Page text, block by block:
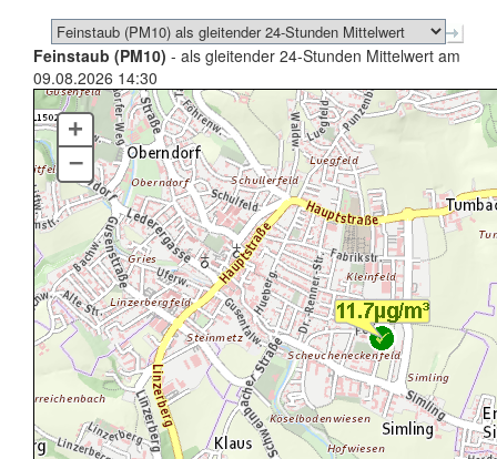
Feinstaub (PM10) - als gleitender 24-Stunden Mittelwert am
09.08.2026 14:30
+
–